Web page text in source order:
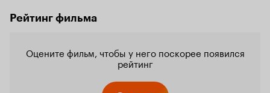
Рейтинг фильма
Оцените фильм, чтобы у него поскорее появился
рейтинг